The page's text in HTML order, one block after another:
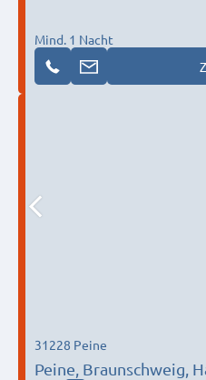
Mind. 1 Nacht
Peine, Braunschweig,
31228 Peine